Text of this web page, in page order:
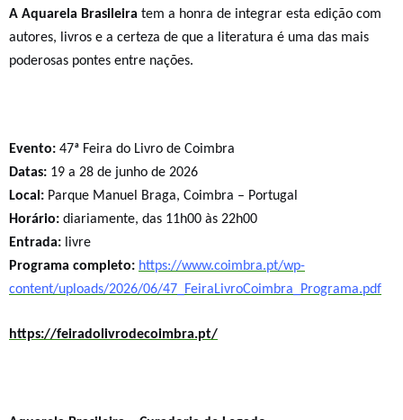
A Aquarela Brasileira tem a honra de integrar esta edição com
autores, livros e a certeza de que a literatura é uma das mais
poderosas pontes entre nações.
Evento: 47ª Feira do Livro de Coimbra
Datas: 19 a 28 de junho de 2026
Local: Parque Manuel Braga, Coimbra – Portugal
Horário: diariamente, das 11h00 às 22h00
Entrada: livre
Programa completo: https://www.coimbra.pt/wp-
content/uploads/2026/06/47_FeiraLivroCoimbra_Programa.pdf
https://feiradolivrodecoimbra.pt/